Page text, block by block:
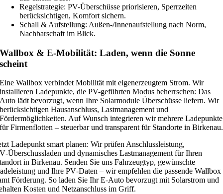
Regelstrategie: PV-Überschüsse priorisieren, Sperrzeiten
berücksichtigen, Komfort sichern.
Schall & Aufstellung: Außen-/Innenaufstellung nach Norm,
Nachbarschaft im Blick.
Wallbox & E-Mobilität: Laden, wenn die Sonne
scheint
Eine Wallbox verbindet Mobilität mit eigenerzeugtem Strom. Wir
installieren Ladepunkte, die PV-geführten Modus beherrschen: Das
Auto lädt bevorzugt, wenn Ihre Solarmodule Überschüsse liefern. Wir
berücksichtigen Hausanschluss, Lastmanagement und
Fördermöglichkeiten. Auf Wunsch integrieren wir mehrere Ladepunkte
für Firmenflotten – steuerbar und transparent für Standorte in Birkenau.
Ladepunkt smart planen: Wir prüfen Anschlussleistung,
und dynamisches Lastmanagement für Ihren
in Birkenau. Senden Sie uns Fahrzeugtyp, gewünschte
und Ihre PV‑Daten – wir empfehlen die passende Wallbox
Förderung. So laden Sie Ihr E‑Auto bevorzugt mit Solarstrom und
Kosten und Netzanschluss im Griff.